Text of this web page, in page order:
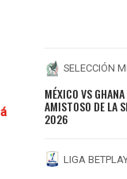
SELECCIÓN
MÉXICO VS
AMISTOSO DE LA
2026
LIGA